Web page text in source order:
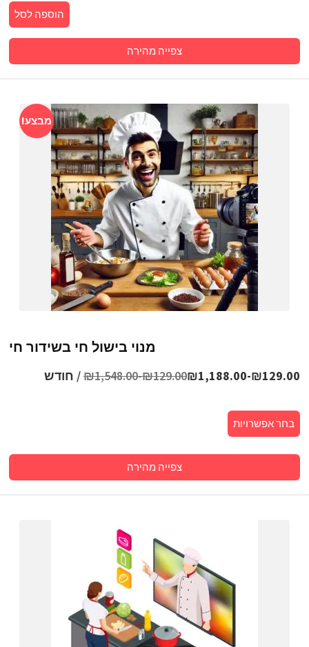
הוספה לסל
צפייה מהירה
מבצע!
מנוי בישול חי בשידור חי
₪129.00
-
₪1,188.00
₪129.00
-
₪1,548.00 / חודש
בחר אפשרויות
צפייה מהירה